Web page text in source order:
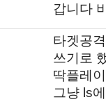
갑니다
타겟공
쓰기로
딱플레
그냥 ls